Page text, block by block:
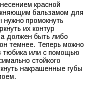
красной
бальзамом для
нужно промокнуть
их контур
должен быть либо
темнее. Теперь можно
тюбика или с помощью
стойкого
накрашенные губы